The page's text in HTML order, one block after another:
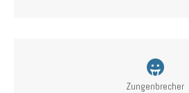
Zungenbrecher